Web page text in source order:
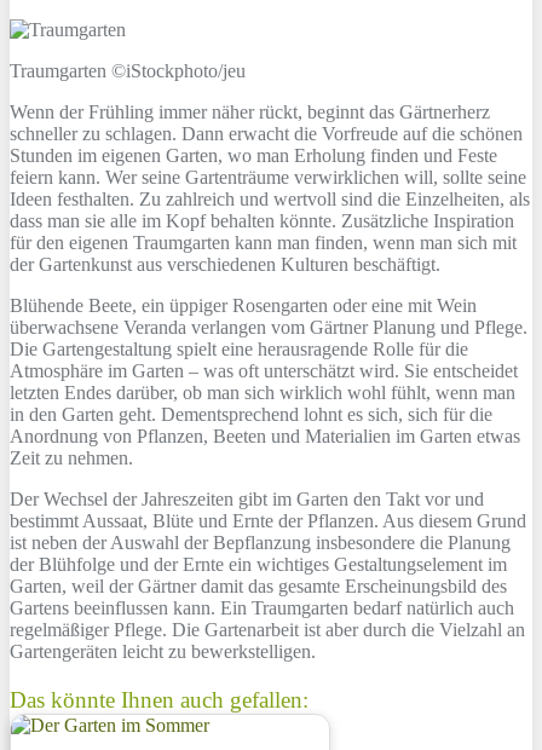
Traumgarten ©iStockphoto/jeu
Wenn der Frühling immer näher rückt, beginnt das Gärtnerherz
schneller zu schlagen. Dann erwacht die Vorfreude auf die schönen
Stunden im eigenen Garten, wo man Erholung finden und Feste
feiern kann. Wer seine Gartenträume verwirklichen will, sollte seine
Ideen festhalten. Zu zahlreich und wertvoll sind die Einzelheiten, als
dass man sie alle im Kopf behalten könnte. Zusätzliche Inspiration
für den eigenen Traumgarten kann man finden, wenn man sich mit
der Gartenkunst aus verschiedenen Kulturen beschäftigt.
Blühende Beete, ein üppiger Rosengarten oder eine mit Wein
überwachsene Veranda verlangen vom Gärtner Planung und Pflege.
Die Gartengestaltung spielt eine herausragende Rolle für die
Atmosphäre im Garten – was oft unterschätzt wird. Sie entscheidet
letzten Endes darüber, ob man sich wirklich wohl fühlt, wenn man
in den Garten geht. Dementsprechend lohnt es sich, sich für die
Anordnung von Pflanzen, Beeten und Materialien im Garten etwas
Zeit zu nehmen.
Der Wechsel der Jahreszeiten gibt im Garten den Takt vor und
bestimmt Aussaat, Blüte und Ernte der Pflanzen. Aus diesem Grund
ist neben der Auswahl der Bepflanzung insbesondere die Planung
der Blühfolge und der Ernte ein wichtiges Gestaltungselement im
Garten, weil der Gärtner damit das gesamte Erscheinungsbild des
Gartens beeinflussen kann. Ein Traumgarten bedarf natürlich auch
regelmäßiger Pflege. Die Gartenarbeit ist aber durch die Vielzahl an
Gartengeräten leicht zu bewerkstelligen.
Das könnte Ihnen auch gefallen: